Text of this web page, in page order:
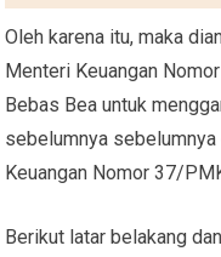
Oleh karena itu, maka
Menteri Keuangan
Bebas Bea untuk
sebelumnya
Keuangan Nomor 37/
Berikut latar belakang